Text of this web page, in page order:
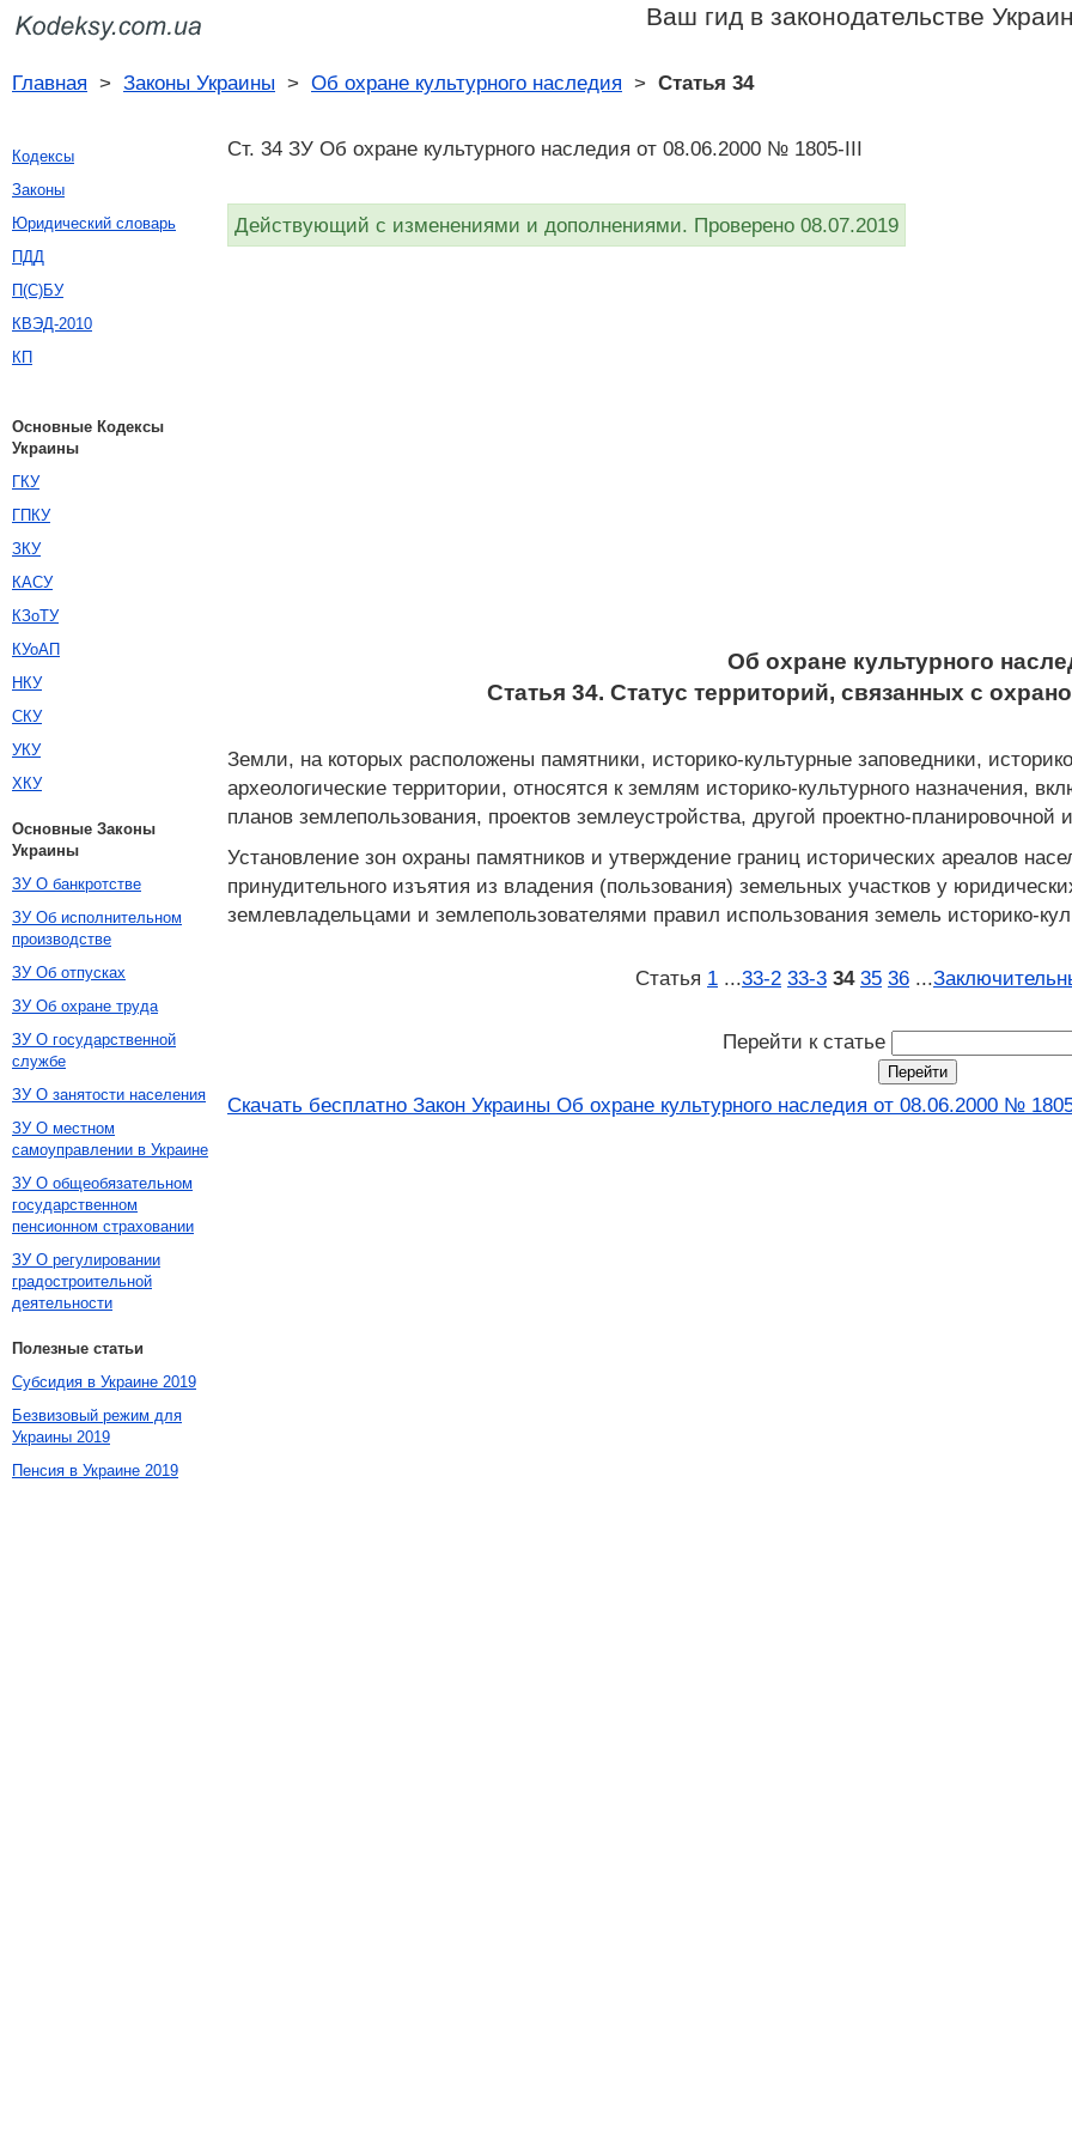
Ваш гид в законодательстве
Главная > Законы Украины > Об охране культурного наследия > Статья 34
Ст. 34 ЗУ Об охране культурного наследия от 08.06.2000 № 1805-III
Действующий с изменениями и дополнениями. Проверено 08.07.2019
Об охране культурного
Статья 34. Статус территорий, связанных с
Земли, на которых расположены памятники, историко-культурные заповедники,
археологические территории, относятся к землям историко-культурного назначения,
планов землепользования, проектов землеустройства, другой проектно-планировочной
Установление зон охраны памятников и утверждение границ исторических ареалов
принудительного изъятия из владения (пользования) земельных участков у
землевладельцами и землепользователями правил использования земель историко-
Статья 1 ...33‑2 33‑3 34 35 36 ...
Перейти к статье
Скачать бесплатно Закон Украины Об охране культурного наследия от 08.06.2000 №
Кодексы
Законы
Юридический словарь
ПДД
П(С)БУ
КВЭД-2010
КП
Основные Кодексы
Украины
ГКУ
ГПКУ
ЗКУ
КАСУ
КЗоТУ
КУоАП
НКУ
СКУ
УКУ
ХКУ
Основные Законы
Украины
ЗУ О банкротстве
ЗУ Об исполнительном
производстве
ЗУ Об отпусках
ЗУ Об охране труда
ЗУ О государственной
службе
ЗУ О занятости населения
ЗУ О местном
самоуправлении в Украине
ЗУ О общеобязательном
государственном
пенсионном страховании
ЗУ О регулировании
градостроительной
деятельности
Полезные статьи
Субсидия в Украине 2019
Безвизовый режим для
Украины 2019
Пенсия в Украине 2019